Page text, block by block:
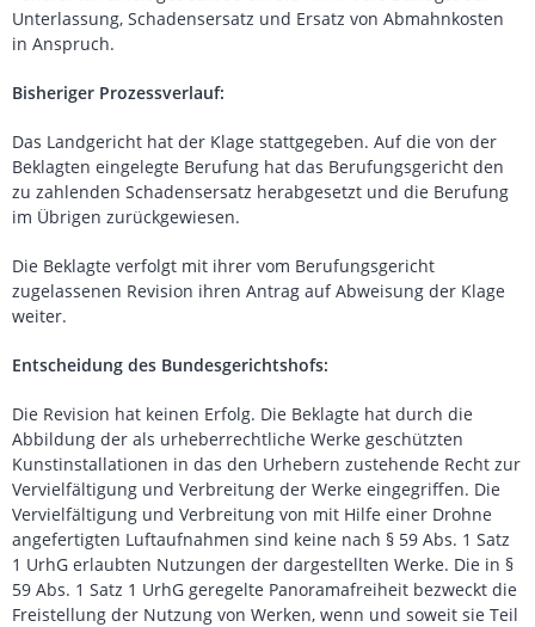
Unterlassung, Schadensersatz und Ersatz von Abmahnkosten
in Anspruch.
Bisheriger Prozessverlauf:
Das Landgericht hat der Klage stattgegeben. Auf die von der
Beklagten eingelegte Berufung hat das Berufungsgericht den
zu zahlenden Schadensersatz herabgesetzt und die Berufung
im Übrigen zurückgewiesen.
Die Beklagte verfolgt mit ihrer vom Berufungsgericht
zugelassenen Revision ihren Antrag auf Abweisung der Klage
weiter.
Entscheidung des Bundesgerichtshofs:
Die Revision hat keinen Erfolg. Die Beklagte hat durch die
Abbildung der als urheberrechtliche Werke geschützten
Kunstinstallationen in das den Urhebern zustehende Recht zur
Vervielfältigung und Verbreitung der Werke eingegriffen. Die
Vervielfältigung und Verbreitung von mit Hilfe einer Drohne
angefertigten Luftaufnahmen sind keine nach § 59 Abs. 1 Satz
1 UrhG erlaubten Nutzungen der dargestellten Werke. Die in §
59 Abs. 1 Satz 1 UrhG geregelte Panoramafreiheit bezweckt die
Freistellung der Nutzung von Werken, wenn und soweit sie Teil